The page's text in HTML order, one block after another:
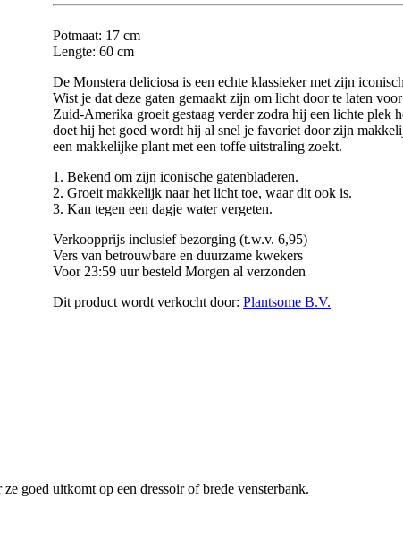
Potmaat: 17 cm
Lengte: 60 cm
De Monstera deliciosa is een echte klassieker met zijn
Wist je dat deze gaten gemaakt zijn om licht door te laten
Zuid-Amerika groeit gestaag verder zodra hij een lichte plek
doet hij het goed wordt hij al snel je favoriet door zijn
een makkelijke plant met een toffe uitstraling zoekt.
1. Bekend om zijn iconische gatenbladeren.
2. Groeit makkelijk naar het licht toe, waar dit ook is.
3. Kan tegen een dagje water vergeten.
Verkoopprijs inclusief bezorging (t.w.v. 6,95)
Vers van betrouwbare en duurzame kwekers
Voor 23:59 uur besteld Morgen al verzonden
Dit product wordt verkocht door: Plantsome B.V.
goed uitkomt op een dressoir of brede vensterbank.